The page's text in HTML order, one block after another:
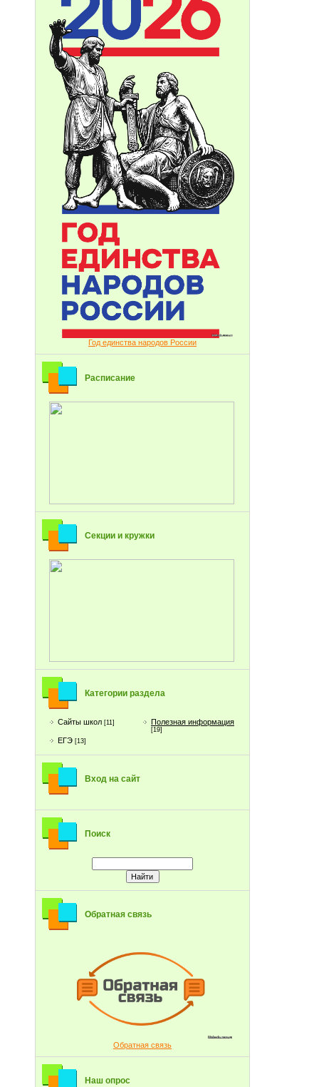
Год единства народов России
Расписание
Секции и кружки
Категории раздела
Сайты школ [11] Полезная информация
[19]
ЕГЭ [13]
Вход на сайт
Поиск
Обратная связь
Обратная связь
Наш опрос